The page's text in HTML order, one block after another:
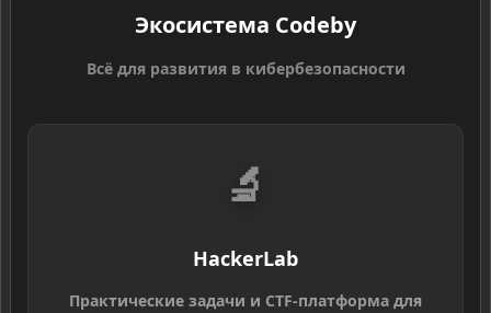
Экосистема Codeby
Всё для развития в кибербезопасности
🔬
HackerLab
Практические задачи и CTF-платформа для